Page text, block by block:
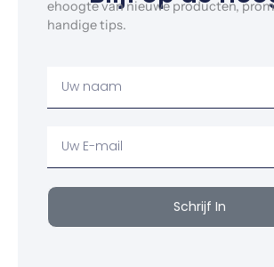
ehoogte van nieuwe producten,
handige tips.
Naam
email
Schrijf In